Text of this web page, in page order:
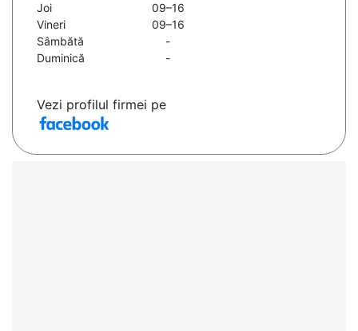
Joi
09–16
Vineri
09–16
Sâmbătă
-
Duminică
-
Vezi profilul firmei pe